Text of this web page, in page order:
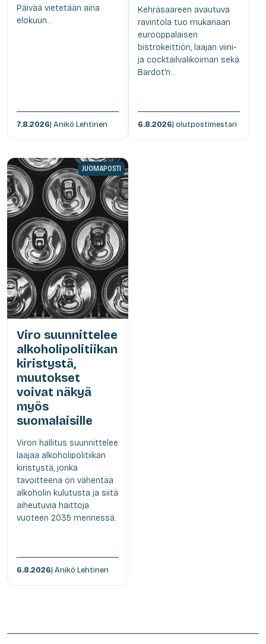
Päivää vietetään aina
elokuun...
7.8.2026| Anikó Lehtinen
Kehräsaareen avautuva
ravintola tuo mukanaan
eurooppalaisen
bistrokeittiön, laajan viini-
ja cocktailvalikoiman sekä
Bardot'n...
6.8.2026| olutpostimestari
JUOMAPOSTI
Viro suunnittelee
alkoholipolitiikan
kiristystä,
muutokset
voivat näkyä
myös
suomalaisille
Viron hallitus suunnittelee
laajaa alkoholipolitiikan
kiristystä, jonka
tavoitteena on vähentää
alkoholin kulutusta ja siitä
aiheutuvia haittoja
vuoteen 2035 mennessä.
6.8.2026| Anikó Lehtinen